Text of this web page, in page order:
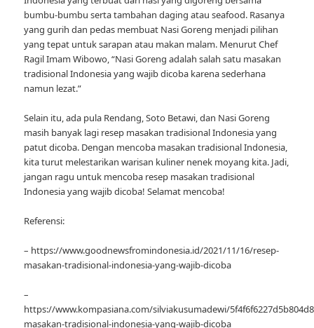
bumbu-bumbu serta tambahan daging atau seafood. Rasanya
yang gurih dan pedas membuat Nasi Goreng menjadi pilihan
yang tepat untuk sarapan atau makan malam. Menurut Chef
Ragil Imam Wibowo, “Nasi Goreng adalah salah satu masakan
tradisional Indonesia yang wajib dicoba karena sederhana
namun lezat.”
Selain itu, ada pula Rendang, Soto Betawi, dan Nasi Goreng
masih banyak lagi resep masakan tradisional Indonesia yang
patut dicoba. Dengan mencoba masakan tradisional Indonesia,
kita turut melestarikan warisan kuliner nenek moyang kita. Jadi,
jangan ragu untuk mencoba resep masakan tradisional
Indonesia yang wajib dicoba! Selamat mencoba!
Referensi:
– https://www.goodnewsfromindonesia.id/2021/11/16/resep-
masakan-tradisional-indonesia-yang-wajib-dicoba
–
https://www.kompasiana.com/silviakusumadewi/
masakan-tradisional-indonesia-yang-wajib-dicoba